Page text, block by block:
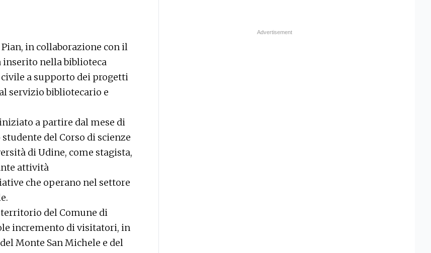
in collaborazione con il
inserito nella biblioteca
a supporto dei progetti
servizio bibliotecario e
a partire dal mese di
del Corso di scienze
di Udine, come stagista,
attività
che operano nel settore
del Comune di
incremento di visitatori, in
Monte San Michele e del